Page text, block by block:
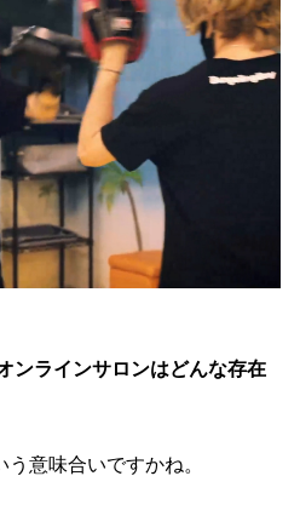
ンラインサロンはどんな存在
意味合いですかね。